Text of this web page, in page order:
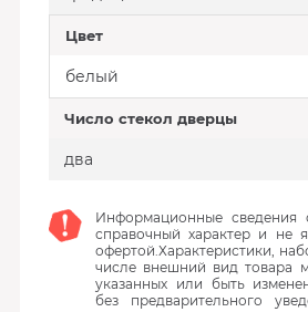
Цвет
белый
Число стекол дверцы
два
Информационные сведения
справочный характер и не
офертой.Характеристики,
числе внешний вид товара
указанных или быть
без предварительного